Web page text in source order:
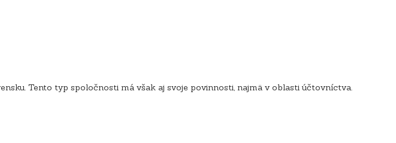
Tento typ spoločnosti má však aj svoje povinnosti, najmä v oblasti účtovníctva.